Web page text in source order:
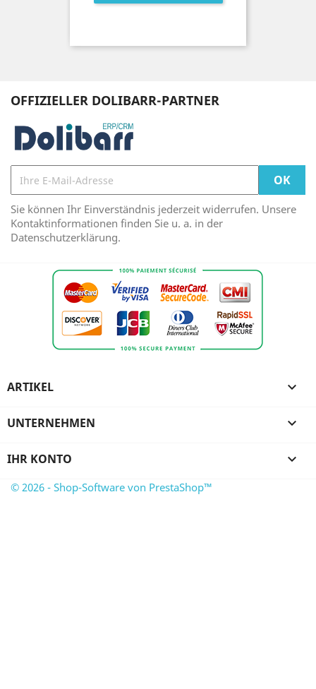
OFFIZIELLER DOLIBARR-PARTNER
Sie können Ihr Einverständnis jederzeit widerrufen. Unsere
Kontaktinformationen finden Sie u. a. in der
Datenschutzerklärung.
ARTIKEL 
UNTERNEHMEN 
IHR KONTO 
© 2026 - Shop-Software von PrestaShop™